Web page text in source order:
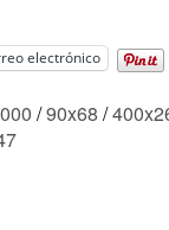
electrónico
/90x68 /